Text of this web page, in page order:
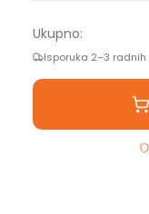
Ukupno:
Isporuka 2–3